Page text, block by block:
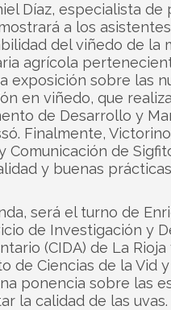
Díaz, especialista de
a los
del viñedo de la
agrícola
exposición sobre las
en viñedo, que
de Desarrollo y
Finalmente,
Comunicación de
y buenas
será el turno de
de Investigación y
(CIDA) de La Rioja
de Ciencias de la Vid
ponencia sobre las
la calidad de las uvas.